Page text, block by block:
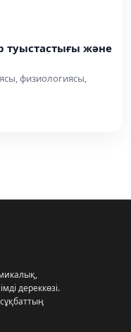
туыстастығы және
физиологиясы,
дереккөзі.